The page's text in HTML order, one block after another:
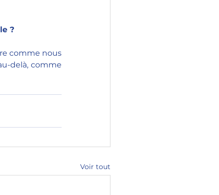
?
comme nous
delà, comme
Voir tout